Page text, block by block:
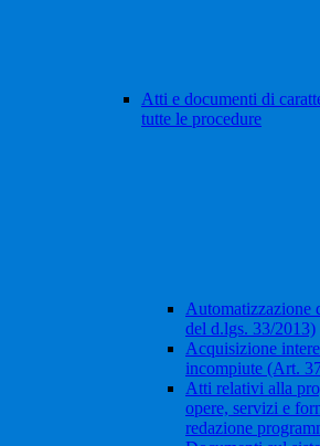
Atti e documenti di
tutte le procedure
Automatizzazione
del d.lgs. 33/2013)
Acquisizione
incompiute (Art.
Atti relativi alla
opere, servizi e
redazione